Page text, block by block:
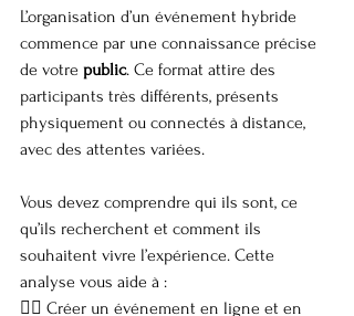
L’organisation d’un événement hybride
commence par une connaissance précise
de votre public. Ce format attire des
participants très différents, présents
physiquement ou connectés à distance,
avec des attentes variées.
Vous devez comprendre qui ils sont, ce
qu’ils recherchent et comment ils
souhaitent vivre l’expérience. Cette
analyse vous aide à :
👉🏼 Créer un événement en ligne et en